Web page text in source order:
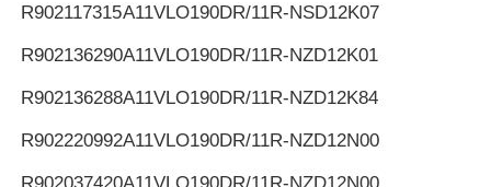
R902117315A11VLO190DR/11R-NSD12K07
R902136290A11VLO190DR/11R-NZD12K01
R902136288A11VLO190DR/11R-NZD12K84
R902220992A11VLO190DR/11R-NZD12N00
R902037420A11VLO190DR/11R-NZD12N00